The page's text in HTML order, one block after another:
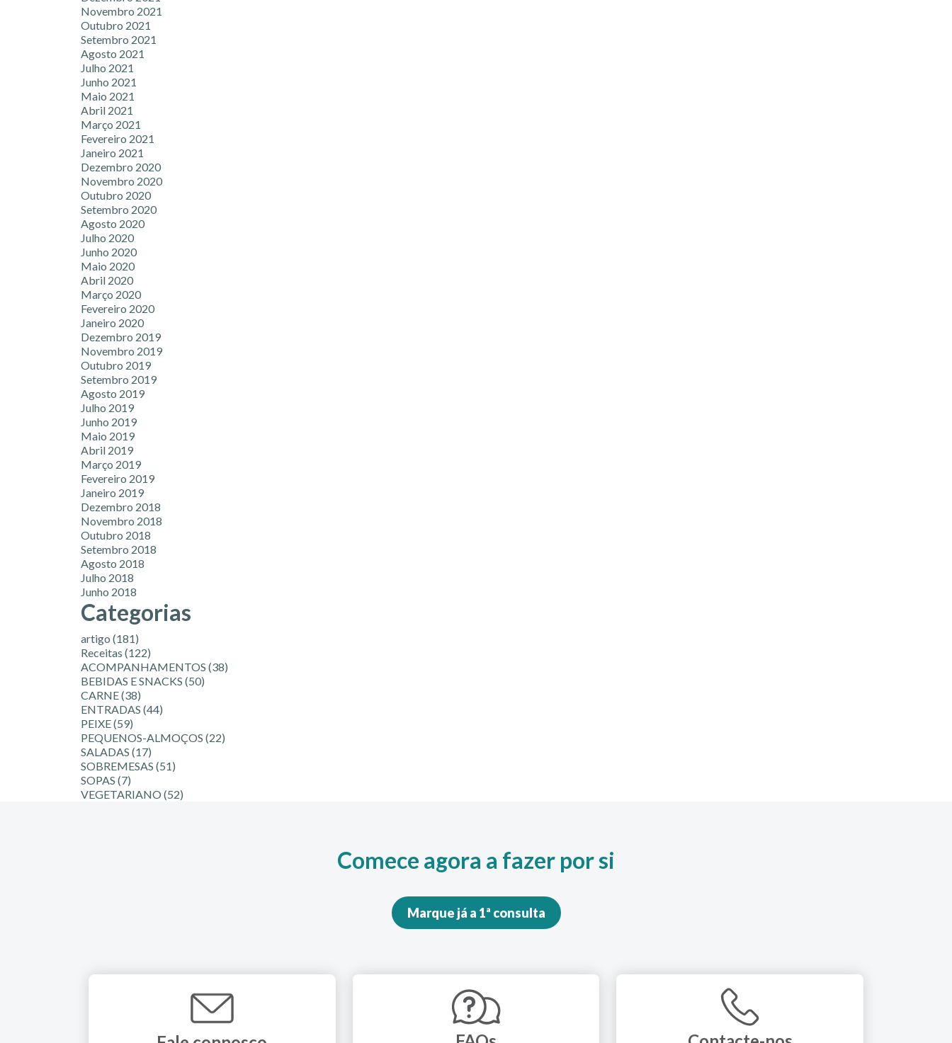
Novembro 2021
Outubro 2021
Setembro 2021
Agosto 2021
Julho 2021
Junho 2021
Maio 2021
Abril 2021
Março 2021
Fevereiro 2021
Janeiro 2021
Dezembro 2020
Novembro 2020
Outubro 2020
Setembro 2020
Agosto 2020
Julho 2020
Junho 2020
Maio 2020
Abril 2020
Março 2020
Fevereiro 2020
Janeiro 2020
Dezembro 2019
Novembro 2019
Outubro 2019
Setembro 2019
Agosto 2019
Julho 2019
Junho 2019
Maio 2019
Abril 2019
Março 2019
Fevereiro 2019
Janeiro 2019
Dezembro 2018
Novembro 2018
Outubro 2018
Setembro 2018
Agosto 2018
Julho 2018
Junho 2018
Categorias
artigo (181)
Receitas (122)
ACOMPANHAMENTOS (38)
BEBIDAS E SNACKS (50)
CARNE(38)
ENTRADAS (44)
PEIXE(59)
PEQUENOS-ALMOÇOS (22)
SALADAS (17)
SOBREMESAS (51)
SOPAS (7)
VEGETARIANO (52)
Comece agora a fazer por si
Marque já a 1ª consulta